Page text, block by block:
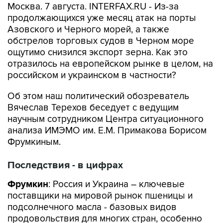
Москва. 7 августа. INTERFAX.RU - Из-за
продолжающихся уже месяц атак на порты
Азовского и Черного морей, а также
обстрелов торговых судов в Черном море
ощутимо снизился экспорт зерна. Как это
отразилось на европейском рынке в целом, на
российском и украинском в частности?
Об этом наш политический обозреватель
Вячеслав Терехов беседует с ведущим
научным сотрудником Центра ситуационного
анализа ИМЭМО им. Е.М. Примакова Борисом
Фрумкиным.
Последствия - в цифрах
Фрумкин: Россия и Украина – ключевые
поставщики на мировой рынок пшеницы и
подсолнечного масла - базовых видов
продовольствия для многих стран, особенно